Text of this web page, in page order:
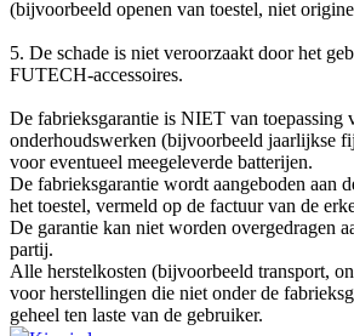
(bijvoorbeeld openen van toestel, niet
5. De schade is niet veroorzaakt door het
FUTECH-accessoires.
De fabrieksgarantie is NIET van toepassing
onderhoudswerken (bijvoorbeeld jaarlijkse
voor eventueel meegeleverde batterijen.
De fabrieksgarantie wordt aangeboden aan
het toestel, vermeld op de factuur van de
De garantie kan niet worden overgedragen
partij.
Alle herstelkosten (bijvoorbeeld transport,
voor herstellingen die niet onder de
geheel ten laste van de gebruiker.